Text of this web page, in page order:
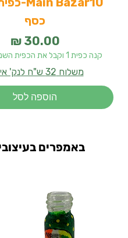
כסף
מחיר
קנה כפית 1 וקבל את הכפית השנייה ב₪20
משלוח 32 ש"ח לנק' איסוף
הוספה לסל
באמפרים